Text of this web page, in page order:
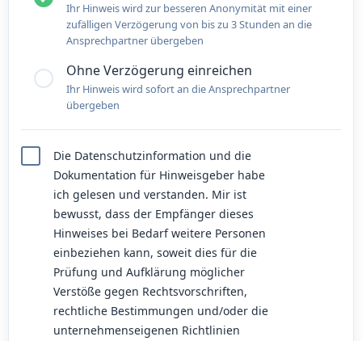
Ihr Hinweis wird zur besseren Anonymität mit einer
zufälligen Verzögerung von bis zu 3 Stunden an die
Ansprechpartner übergeben
Ohne Verzögerung einreichen
Ihr Hinweis wird sofort an die Ansprechpartner
übergeben
Die Datenschutzinformation und die
Dokumentation für Hinweisgeber habe
ich gelesen und verstanden. Mir ist
bewusst, dass der Empfänger dieses
Hinweises bei Bedarf weitere Personen
einbeziehen kann, soweit dies für die
Prüfung und Aufklärung möglicher
Verstöße gegen Rechtsvorschriften,
rechtliche Bestimmungen und/oder die
unternehmenseigenen Richtlinien